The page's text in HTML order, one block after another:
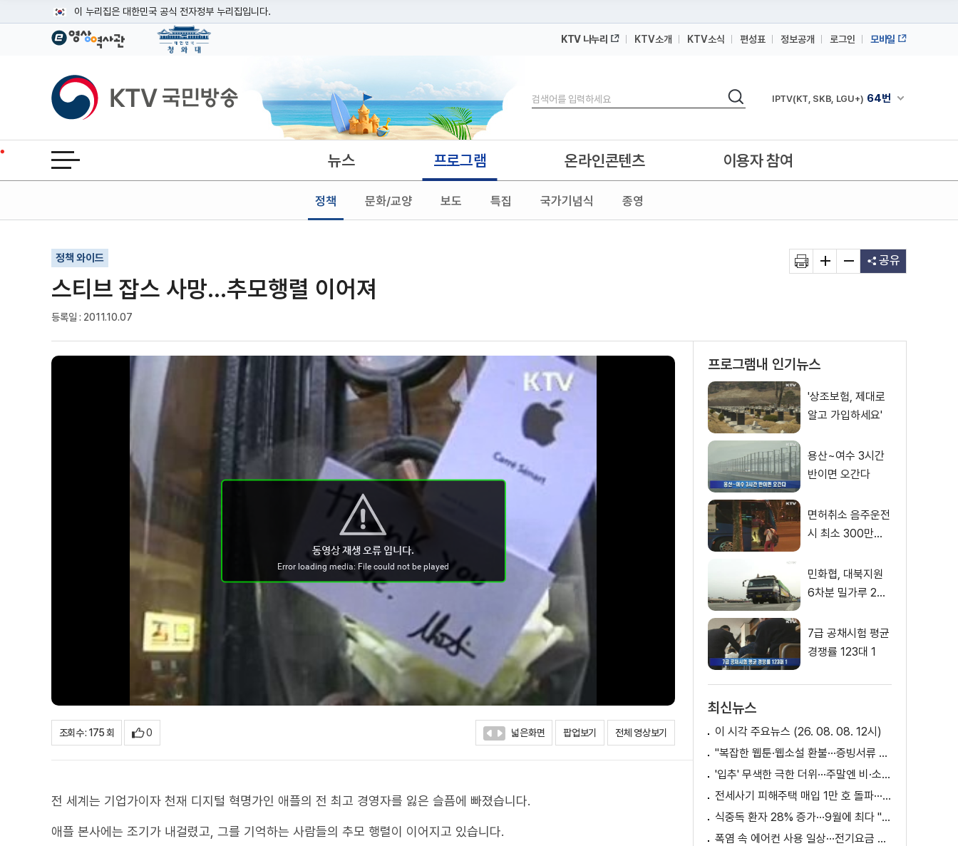
이 누리집은 대한민국 공식 전자정부 누리집입니다.
공식 누리집 주소 확인하기
이밖에 or.kr 또는 .kr등 다른 도메인 주소를 사용하고 있다면 아래 URL에서 도메인 주소를 확인해 보세요
운영중인 공식 누리집보기
KTV 나누리 KTV소개 KTV소식 편성표 정보공개 로그인 모바일
KTV국민방송
검색
검색 채널안내 펼쳐
IPTV(KT, SKB, LGU+) 64번
IPTV(KT, SKB, LGU+)
전체메뉴 열기 뉴스 프로그램
정책 문화/교양 보도 특집 국가기념식 종영
온라인콘텐츠 이용자 참여
정책 와이드
스티브 잡스 사망…추모행렬 이어져
등록일 : 2011.10.07
기사인쇄
글자확대
글자축소 공유
조회수 : 175 회 0 넓은화면 팝업보기 전체 영상보기
전 세계는 기업가이자 천재 디지털 혁명가인 애플의 전 최고 경영자를 잃은 슬픔에 빠졌습니다.
애플 본사에는 조기가 내걸렸고, 그를 기억하는 사람들의 추모 행렬이 이어지고 있습니다.
프로그램내 인기뉴스
'상조보험, 제대로
알고 가입하세요'
용산~여수 3시간
반이면 오간다
면허취소 음주운전
시 최소 300만원
민화협, 대북지원
6차분 밀가루 200
7급 공채시험 평균
경쟁률 123대 1
최신뉴스
이 시각 주요뉴스 (26. 08. 08. 12시)
"복잡한 웹툰·웹소설 환불···증빙서류 요구까지"
'입추' 무색한 극한 더위···주말엔 비·소나기
전세사기 피해주택 매입 1만 호 돌파···피해 지원 속도
식중독 환자 28% 증가···9월에 최다 "입추 방심 금물"
폭염 속 에어컨 사용 일상···전기요금 줄이려면?